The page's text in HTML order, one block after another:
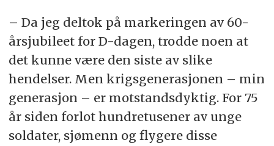
­– Da jeg deltok på markeringen av 60-
årsjubileet for D-dagen, trodde noen at
det kunne være den siste av slike
hendelser. Men krigsgenerasjonen – min
generasjon – er motstandsdyktig. For 75
år siden forlot hundretusener av unge
soldater, sjømenn og flygere disse